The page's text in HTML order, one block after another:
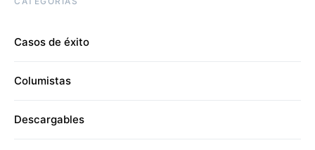
Casos de éxito
Columistas
Descargables